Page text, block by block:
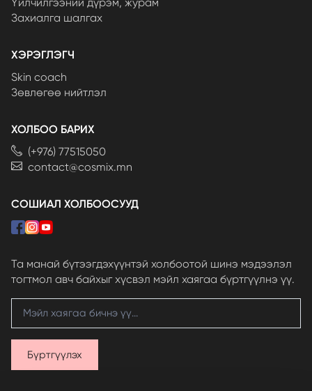
Захиалга шалгах
ХЭРЭГЛЭГЧ
Skin coach
Зөвлөгөө нийтлэл
ХОЛБОО БАРИХ
(+976) 77515050
contact@cosmix.mn
СОШИАЛ ХОЛБООСУУД
Та манай бүтээгдэхүүнтэй холбоотой шинэ мэдээлэл
тогтмол авч байхыг хүсвэл мэйл хаягаа бүртгүүлнэ үү.
Бүртгүүлэх